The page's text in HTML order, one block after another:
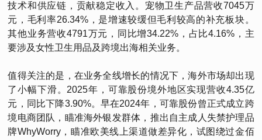
技术和供应链，贡献稳定收入。宠物卫生产品营收7045万
元，毛利率26.34%，是增速较缓但毛利较高的补充板块。
其他业务营收4791万元，同比增34.22%，占比4.16%，主
要涉及女性卫生用品及跨境出海相关业务。
值得关注的是，在业务全线增长的情况下，海外市场却出现
了小幅下滑。2025年，可靠股份境外地区实现营收4.35亿
元，同比下降3.90%。早在2024年，可靠股份曾正式成立跨
境电商团队，瞄准海外银发群体，推出自主成人失禁护理品
牌WhyWorry，瞄准欧美线上渠道做差异化，试图绕过金佰